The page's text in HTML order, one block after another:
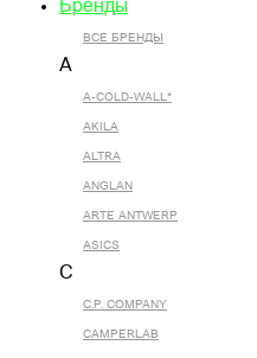
Бренды
ВСЕ БРЕНДЫ
A
A-COLD-WALL*
AKILA
ALTRA
ANGLAN
ARTE ANTWERP
ASICS
C
C.P. COMPANY
CAMPERLAB